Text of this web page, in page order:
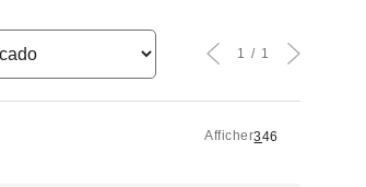
Afficher346
1 1